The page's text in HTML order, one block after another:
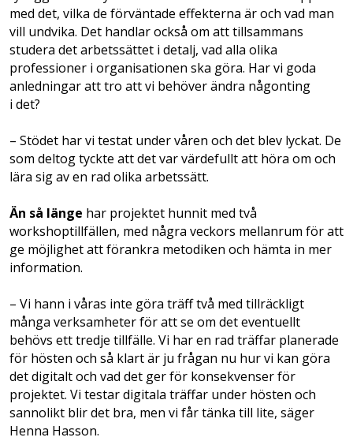
med det, vilka de förväntade effekterna är och vad man
vill undvika. Det handlar också om att tillsammans
studera det arbetssättet i detalj, vad alla olika
professioner i organisationen ska göra. Har vi goda
anledningar att tro att vi behöver ändra någonting
i det?
– Stödet har vi testat under våren och det blev lyckat. De
som deltog tyckte att det var värdefullt att höra om och
lära sig av en rad olika arbetssätt.
Än så länge har projektet hunnit med två
workshoptillfällen, med några veckors mellanrum för att
ge möjlighet att förankra metodiken och hämta in mer
information.
– Vi hann i våras inte göra träff två med tillräckligt
många verksamheter för att se om det eventuellt
behövs ett tredje tillfälle. Vi har en rad träffar planerade
för hösten och så klart är ju frågan nu hur vi kan göra
det digitalt och vad det ger för konsekvenser för
projektet. Vi testar digitala träffar under hösten och
sannolikt blir det bra, men vi får tänka till lite, säger
Henna Hasson.